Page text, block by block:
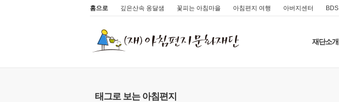
홈으로 깊은산속 옹달샘 꽃피는 아침마을 아침편지 여행 아버지센터 BDS
재단소개
태그로 보는 아침편지